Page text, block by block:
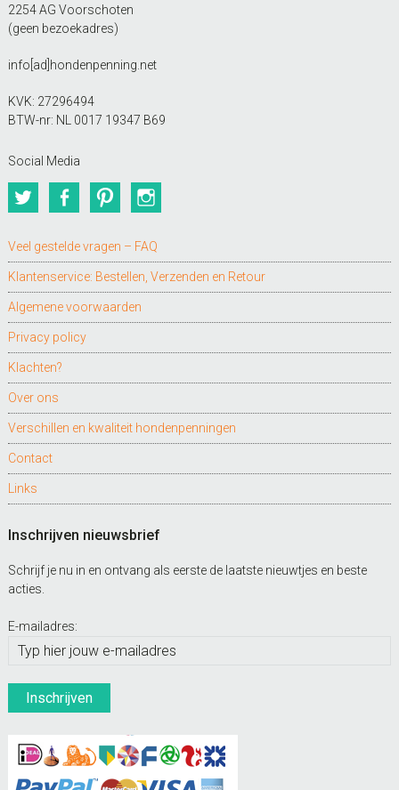
2254 AG Voorschoten
(geen bezoekadres)
info[ad]hondenpenning.net
KVK: 27296494
BTW-nr: NL 0017 19347 B69
Social Media
TwitterFacebookPinterest
Veel gestelde vragen – FAQ
Klantenservice: Bestellen, Verzenden en Retour
Algemene voorwaarden
Privacy policy
Klachten?
Over ons
Verschillen en kwaliteit hondenpenningen
Contact
Links
Inschrijven nieuwsbrief
Schrijf je nu in en ontvang als eerste de laatste nieuwtjes en beste
acties.
E-mailadres: